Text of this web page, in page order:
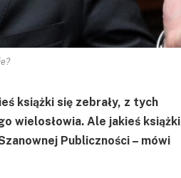
książki się zebrały, z tych
wielosłowia. Ale jakieś książki
Publiczności – mówi